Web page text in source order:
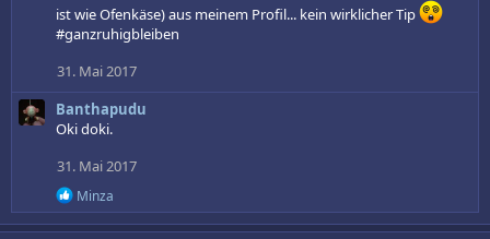
ist wie Ofenkäse) aus meinem Profil... kein wirklicher Tip
#ganzruhigbleiben
31. Mai 2017
Banthapudu
Oki doki.
31. Mai 2017
R
e
a
Minza